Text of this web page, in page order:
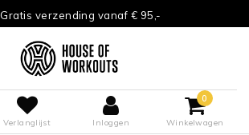
Gratis verzending vanaf € 95,-
Verlanglijst Inloggen
0
Winkelwagen